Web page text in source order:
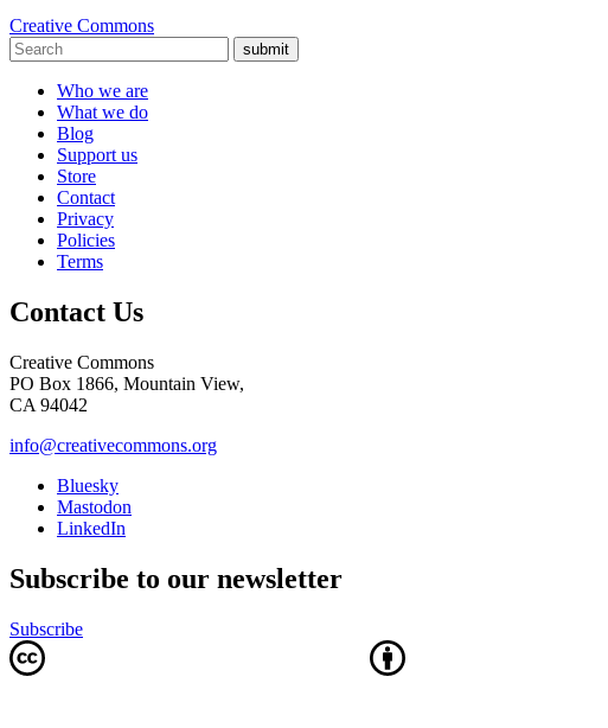
Creative Commons
submit
Who we are
What we do
Blog
Support us
Store
Contact
Privacy
Policies
Terms
Contact Us
Creative Commons
PO Box 1866, Mountain View,
CA 94042
info@creativecommons.org
Bluesky
Mastodon
LinkedIn
Subscribe to our newsletter
Subscribe